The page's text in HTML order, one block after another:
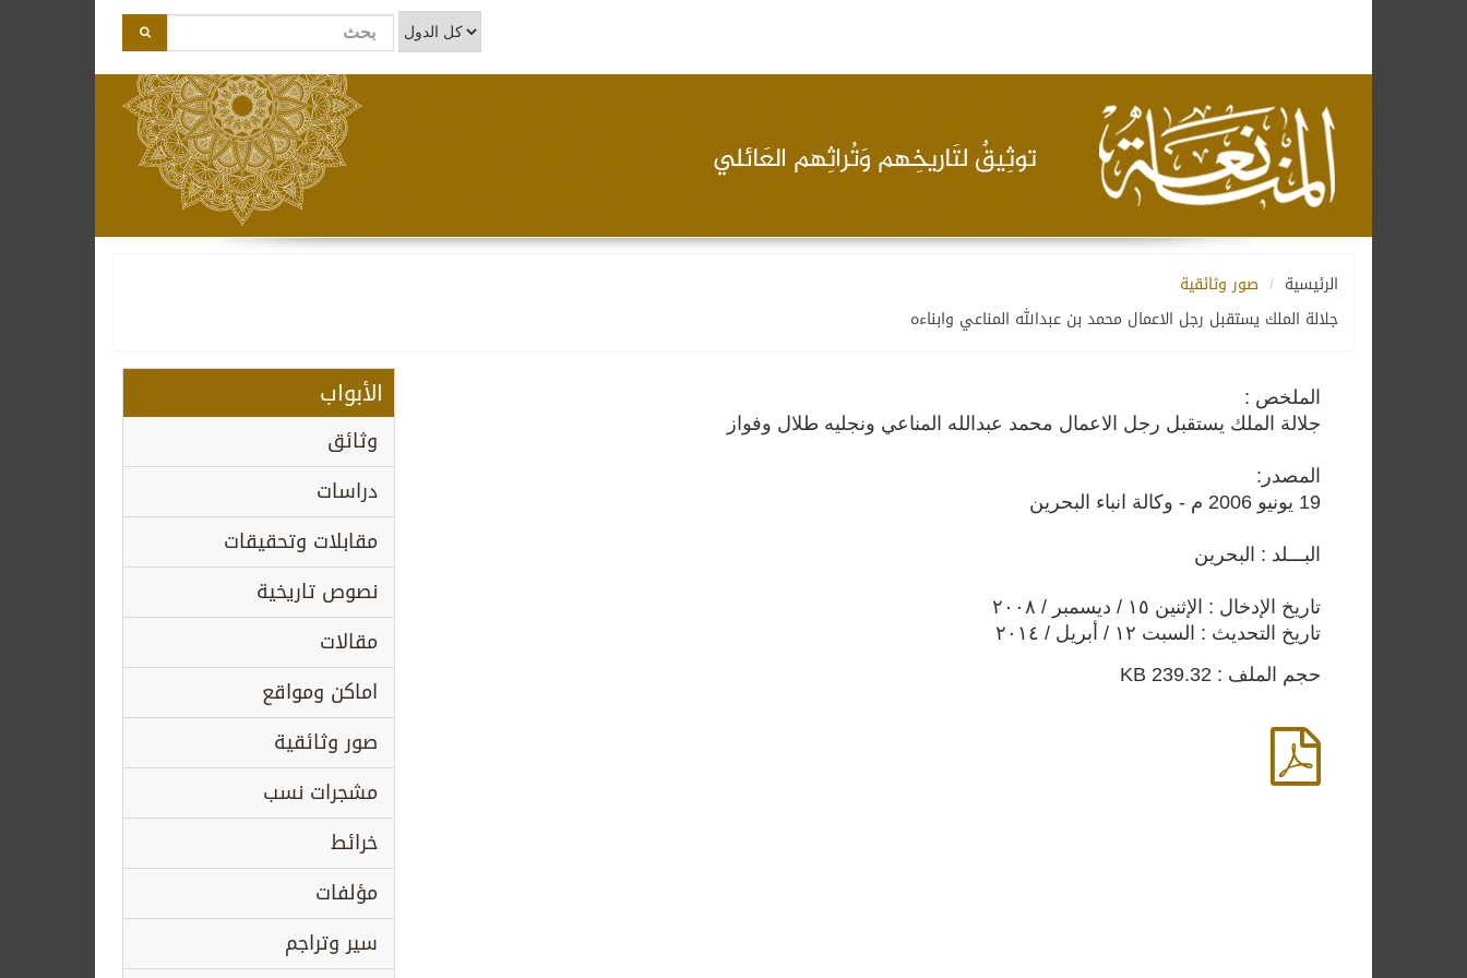
الأبواب
وثائق
دراسات
مقابلات وتحقيقات
نصوص تاريخية
مقالات
اماكن ومواقع
صور وثائقية
مشجرات نسب
خرائط
مؤلفات
سير وتراجم
الرئيسية
صور وثائقية
جلالة الملك يستقبل رجل الاعمال محمد بن عبدالله المناعي وابناءه
الملخص :
جلالة الملك يستقبل رجل الاعمال محمد عبدالله المناعي ونجليه طلال وفواز
المصدر:
19 يونيو 2006 م - وكالة انباء البحرين
البـــلد : البحرين
تاريخ الإدخال : الإثنين ١٥ / ديسمبر / ٢٠٠٨
تاريخ التحديث : السبت ١٢ / أبريل / ٢٠١٤
حجم الملف : 239.32 KB